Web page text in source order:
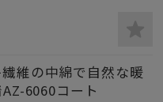
維の中綿で自然な暖
6060コート